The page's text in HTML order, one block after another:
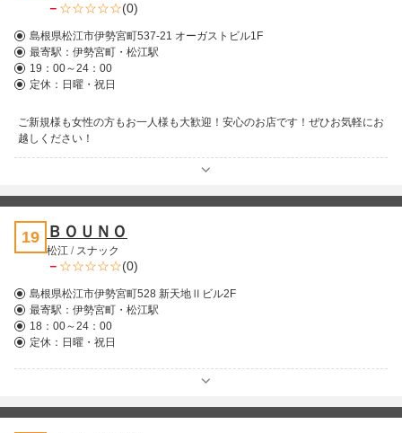
－ (0)
島根県松江市伊勢宮町537-21 オーガストビル1F
最寄駅： 伊勢宮町・松江駅
19：00～24：00
定休：日曜・祝日
ご新規様も女性の方もお一人様も大歓迎！安心のお店です！ぜひお気軽にお
越しください！
19 ＢＯＵＮＯ
松江 / スナック
－ (0)
島根県松江市伊勢宮町528 新天地Ⅱビル2F
最寄駅： 伊勢宮町・松江駅
18：00～24：00
定休：日曜・祝日